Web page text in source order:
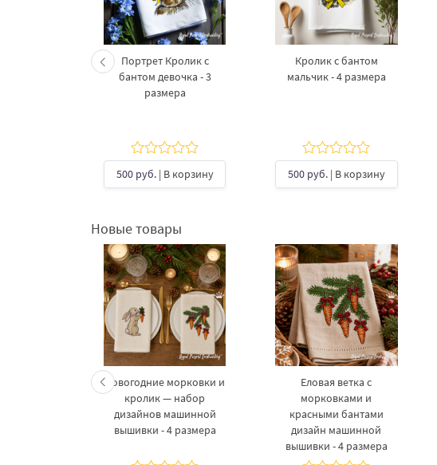
Портрет Кролик с
бантом девочка - 3
размера
500 руб.| В корзину
Кролик с бантом
мальчик - 4 размера
500 руб.| В корзину
Новые товары
Новогодние морковки и
кролик — набор
дизайнов машинной
вышивки - 4 размера
Еловая ветка с
морковками и
красными бантами
дизайн машинной
вышивки - 4 размера